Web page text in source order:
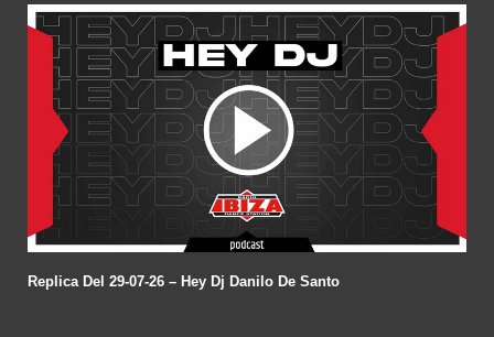
Replica Del 29-07-26 – Hey Dj Danilo De Santo